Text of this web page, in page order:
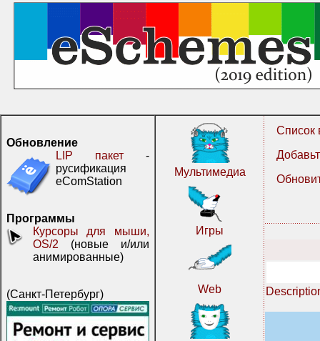
Обновление
LIP пакет -
русификация
eComStation
Программы
Курсоры для мыши,
OS/2 (новые и/или
анимированные)
(Санкт-Петербург)
Мультимедиа
Игры
Web
Список